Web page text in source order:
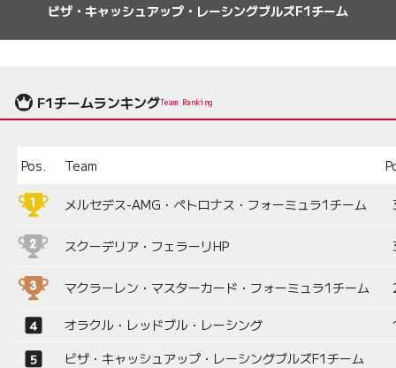
ビザ・キャッシュアップ・レーシングブルズF1チーム
F1チームランキングTeam Ranking
Pos. Team
メルセデス-AMG・ペトロナス・フォーミュラ1チーム
スクーデリア・フェラーリHP
マクラーレン・マスターカード・フォーミュラ1チーム
オラクル・レッドブル・レーシング
ビザ・キャッシュアップ・レーシングブルズF1チーム